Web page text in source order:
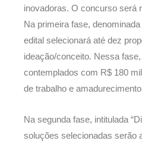
inovadoras. O concurso será
Na primeira fase,
edital selecionará até dez
ideação/conceito. Nessa
contemplados com R$ 180
de trabalho e
Na segunda fase, intitulada
soluções selecionadas serão